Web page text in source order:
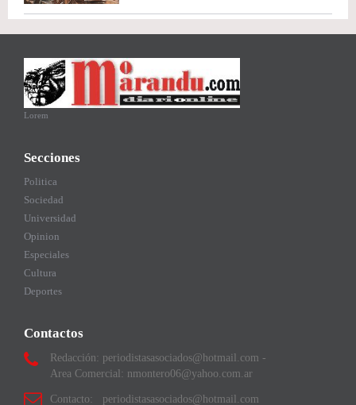
Lorem
Secciones
Politica
Sociedad
Universidad
Opinion
Especiales
Cultura
Deportes
Contactos
Redacción: periodistasasociados@hotmail.com -
Area Comercial: nmontero06@yahoo.com.ar
Contacto: periodistasasociados@hotmail.com